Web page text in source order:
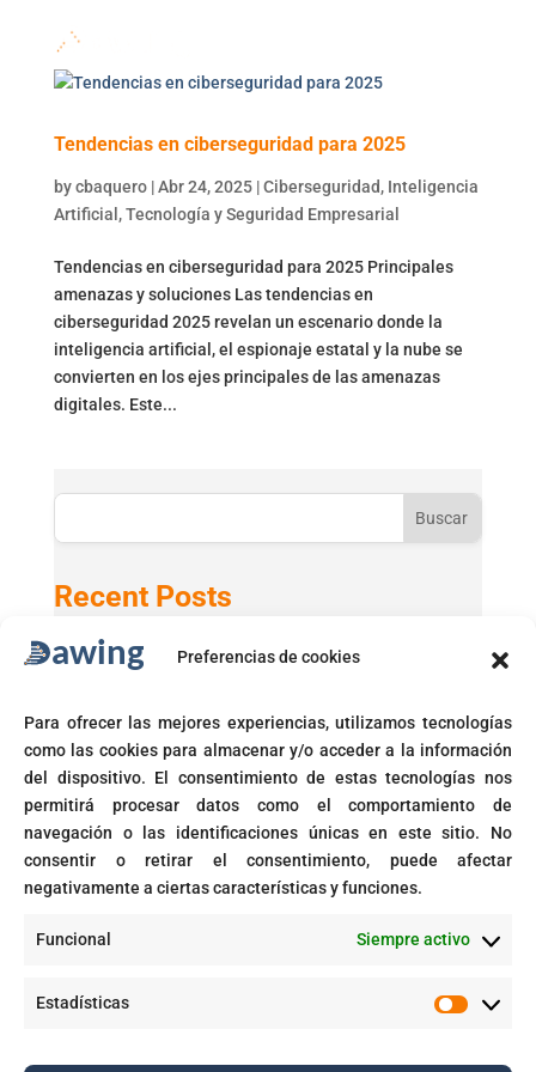
Preferencias de cookies
Para ofrecer las mejores experiencias, utilizamos tecnologías
como las cookies para almacenar y/o acceder a la información
del dispositivo. El consentimiento de estas tecnologías nos
permitirá procesar datos como el comportamiento de
navegación o las identificaciones únicas en este sitio. No
consentir o retirar el consentimiento, puede afectar
negativamente a ciertas características y funciones.
Funcional Siempre activo
Estadísticas
Tendencias en ciberseguridad para 2025
bycbaquero|Abr 24, 2025|Ciberseguridad, Inteligencia
Artificial ,Tecnología y Seguridad Empresarial
Tendencias en ciberseguridad para 2025 Principales
amenazas y soluciones Las tendencias en
ciberseguridad 2025 revelan un escenario donde la
inteligencia artificial, el espionaje estatal y la nube se
convierten en los ejes principales de las amenazas
digitales. Este...
Buscar
Recent Posts
Active Directory 2025 con Windows 11 24H2
Microsoft activará automáticamente políticas de acceso
condicional
Fin del soporte para Windows 10
Corte prohíbe Zero Rating en Colombia
Recent Comments
GPT-5 en Microsoft 365 Copilot - Dawingen